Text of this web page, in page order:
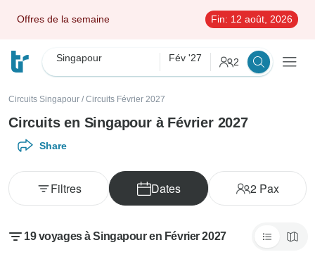
Offres de la semaine Fin: 12 août, 2026
Singapour Fév '27 2
Circuits Singapour / Circuits Février 2027
Circuits en Singapour à Février 2027
Share
Dates 2Pax
Filtres
19 voyages à Singapour en Février 2027